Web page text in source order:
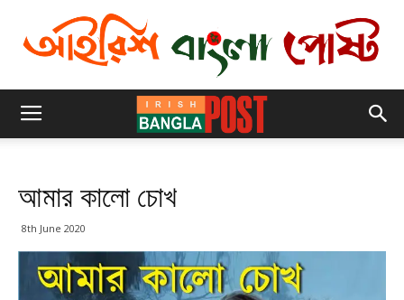
আমার কালো চোখ
8th June 2020